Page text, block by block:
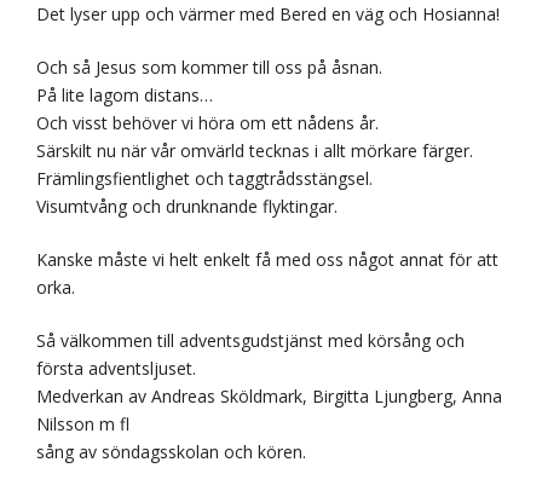
Det lyser upp och värmer med Bered en väg och Hosianna!
Och så Jesus som kommer till oss på åsnan.
På lite lagom distans…
Och visst behöver vi höra om ett nådens år.
Särskilt nu när vår omvärld tecknas i allt mörkare färger.
Främlingsfientlighet och taggtrådsstängsel.
Visumtvång och drunknande flyktingar.
Kanske måste vi helt enkelt få med oss något annat för att
orka.
Så välkommen till adventsgudstjänst med körsång och
första adventsljuset.
Medverkan av Andreas Sköldmark, Birgitta Ljungberg, Anna
Nilsson m fl
sång av söndagsskolan och kören.